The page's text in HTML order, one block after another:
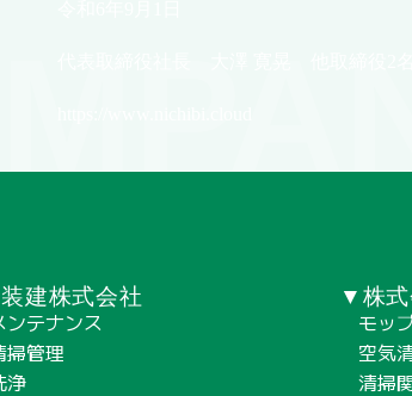
建株式会社
ンテナンス
掃管理
浄
▼株式
モッ
空気
清掃